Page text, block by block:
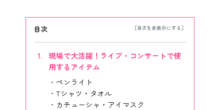
目次
現場で大活躍！ライブ・コンサートで使
用するアイテム
ペンライト
Tシャツ・タオル
カチューシャ・アイマスク